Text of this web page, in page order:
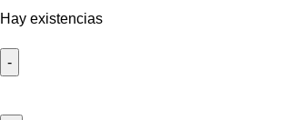
Hay existencias